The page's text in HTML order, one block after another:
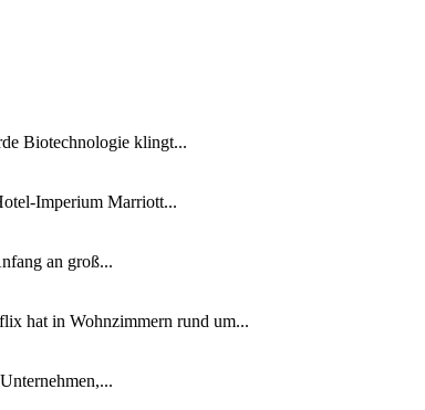
Biotechnologie klingt...
Imperium Marriott...
an groß...
hat in Wohnzimmern rund um...